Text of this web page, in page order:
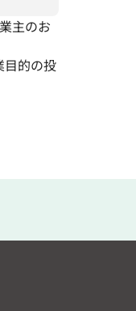
主のお
目的の投